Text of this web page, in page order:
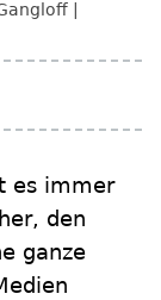
es immer
den
ganze